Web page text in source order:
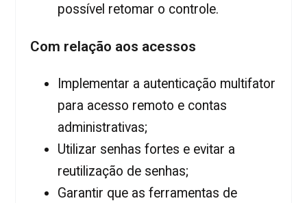
possível retomar o controle.
Com relação aos acessos
Implementar a autenticação multifator
para acesso remoto e contas
administrativas;
Utilizar senhas fortes e evitar a
reutilização de senhas;
Garantir que as ferramentas de